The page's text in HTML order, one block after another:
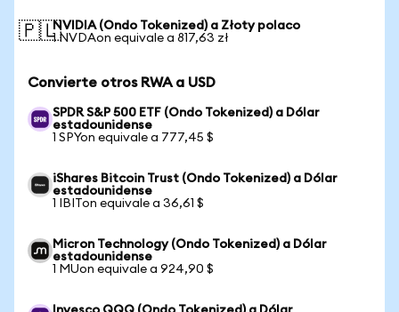
🇵🇱NVIDIA (Ondo Tokenized) a Złoty polaco
1 NVDAon equivale a 817,63 zł
Convierte otros RWA a USD
SPDR S&P 500 ETF (Ondo Tokenized) a Dólar
estadounidense
1 SPYon equivale a 777,45 $
iShares Bitcoin Trust (Ondo Tokenized) a Dólar
estadounidense
1 IBITon equivale a 36,61 $
Micron Technology (Ondo Tokenized) a Dólar
estadounidense
1 MUon equivale a 924,90 $